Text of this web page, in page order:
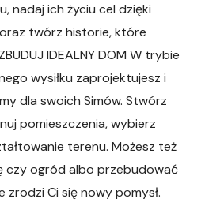
nadaj ich życiu cel dzięki
twórz historie, które
IDEALNY DOM W trybie
wysiłku zaprojektujesz i
dla swoich Simów. Stwórz
pomieszczenia, wybierz
terenu. Możesz też
czy ogród albo przebudować
zrodzi Ci się nowy pomysł.